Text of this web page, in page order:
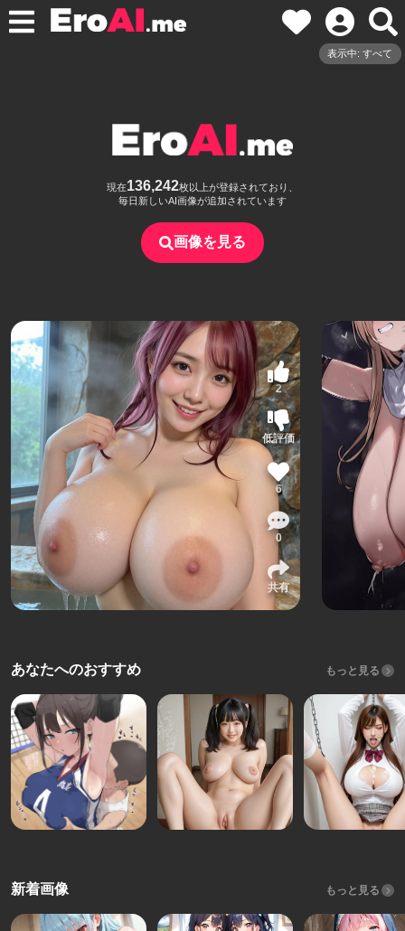
表示中: すべて
現在136,242枚以上が登録されており、
毎日新しいAI画像が追加されています
画像を見る
2
低評価
6
0
共有
あなたへのおすすめ もっと見る
新着画像 もっと見る